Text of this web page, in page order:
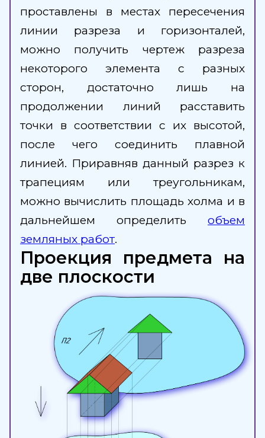
проставлены в местах пересечения
линии разреза и горизонталей,
можно получить чертеж разреза
некоторого элемента с разных
сторон, достаточно лишь на
продолжении линий расставить
точки в соответствии с их высотой,
после чего соединить плавной
линией. Приравняв данный разрез к
трапециям или треугольникам,
можно вычислить площадь холма и в
дальнейшем определить объем
земляных работ.
Проекция предмета на
две плоскости